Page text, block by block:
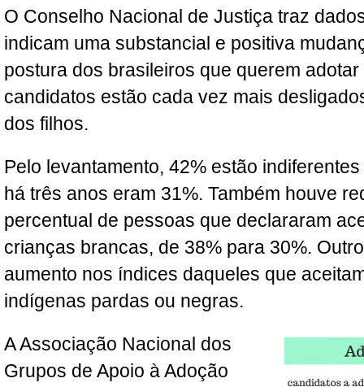
O Conselho Nacional de Justiça traz
indicam uma substancial e positiva
postura dos brasileiros que querem
candidatos estão cada vez mais
dos filhos.
Pelo levantamento, 42% estão
há três anos eram 31%. Também houve
percentual de pessoas que declararam
crianças brancas, de 38% para 30%.
aumento nos índices daqueles que
indígenas pardas ou negras.
A Associação Nacional dos
Grupos de Apoio à Adoção